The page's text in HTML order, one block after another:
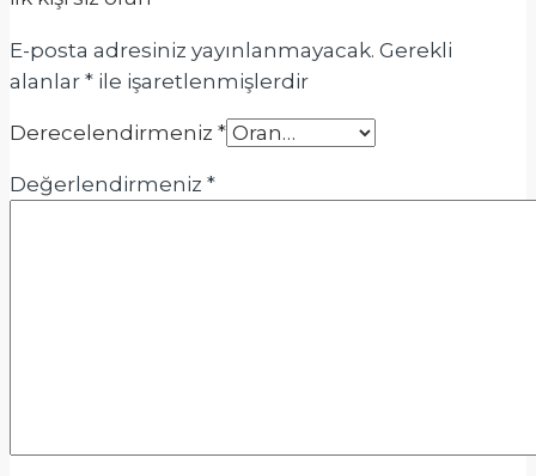
E-posta adresiniz yayınlanmayacak. Gerekli
alanlar * ile işaretlenmişlerdir
Derecelendirmeniz *
Değerlendirmeniz *